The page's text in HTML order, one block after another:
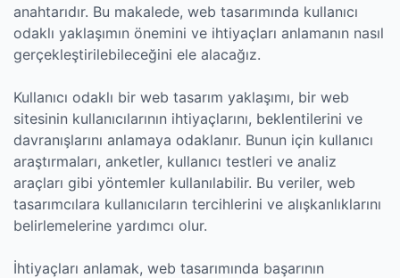
anahtarıdır. Bu makalede, web tasarımında kullanıcı
odaklı yaklaşımın önemini ve ihtiyaçları anlamanın nasıl
gerçekleştirilebileceğini ele alacağız.
Kullanıcı odaklı bir web tasarım yaklaşımı, bir web
sitesinin kullanıcılarının ihtiyaçlarını, beklentilerini ve
davranışlarını anlamaya odaklanır. Bunun için kullanıcı
araştırmaları, anketler, kullanıcı testleri ve analiz
araçları gibi yöntemler kullanılabilir. Bu veriler, web
tasarımcılara kullanıcıların tercihlerini ve alışkanlıklarını
belirlemelerine yardımcı olur.
İhtiyaçları anlamak, web tasarımında başarının